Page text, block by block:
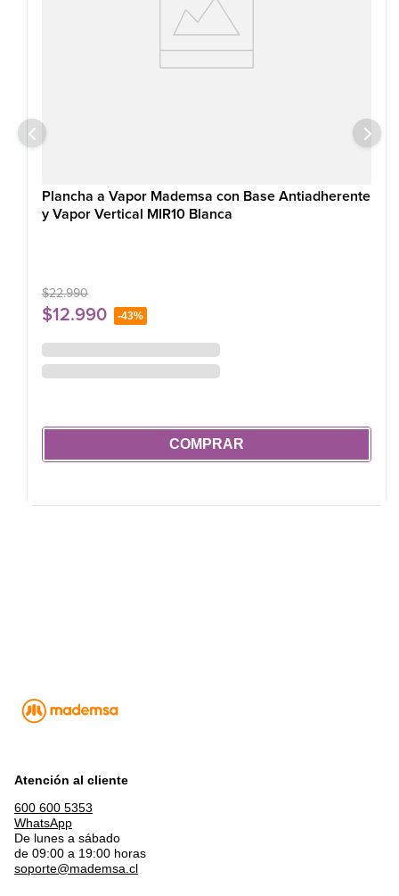
Plancha a Vapor Mademsa con Base Antiadherente
y Vapor Vertical MIR10 Blanca
$22.990
$12.990 -43%
COMPRAR
Atención al cliente
600 600 5353
WhatsApp
De lunes a sábado
de 09:00 a 19:00 horas
soporte@mademsa.cl